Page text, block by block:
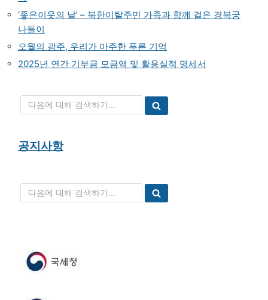
‘좋은이웃의 날’ – 북한이탈주민 가족과 함께 걸은 경복궁
나들이
오월의 광주, 우리가 마주한 푸른 기억
2025년 연간 기부금 모금액 및 활용실적 명세서
공지사항